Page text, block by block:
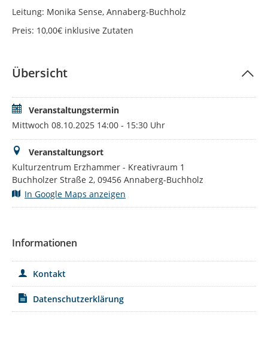
Leitung: Monika Sense, Annaberg-Buchholz
Preis: 10,00€ inklusive Zutaten
Übersicht
Veranstaltungstermin
Mittwoch 08.10.2025 14:00 - 15:30 Uhr
Veranstaltungsort
Kulturzentrum Erzhammer - Kreativraum 1
Buchholzer Straße 2, 09456 Annaberg-Buchholz
In Google Maps anzeigen
Informationen
Kontakt
Datenschutzerklärung